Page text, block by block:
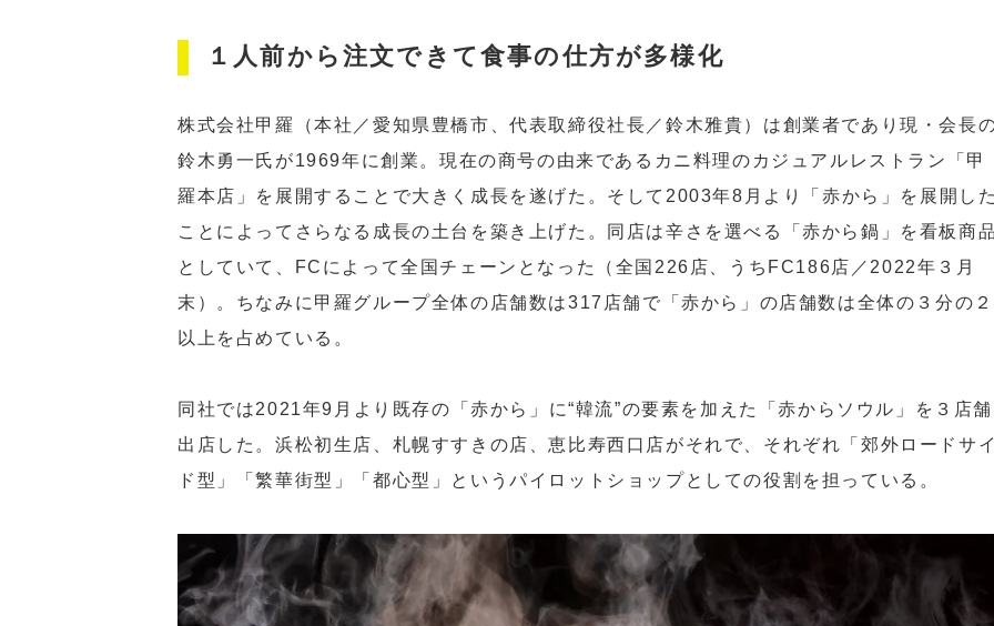
１人前から注文できて食事の仕方が多様化
株式会社甲羅（本社／愛知県豊橋市、代表取締役社長／鈴木雅貴）は創業者であり現・会長
鈴木勇一氏が1969年に創業。現在の商号の由来であるカニ料理のカジュアルレストラン「甲
羅本店」を展開することで大きく成長を遂げた。そして2003年8月より「赤から」を展開し
ことによってさらなる成長の土台を築き上げた。同店は辛さを選べる「赤から鍋」を看板商
としていて、FCによって全国チェーンとなった（全国226店、うちFC186店／2022年３月
末）。ちなみに甲羅グループ全体の店舗数は317店舗で「赤から」の店舗数は全体の３分の２
以上を占めている。
同社では2021年9月より既存の「赤から」に“韓流”の要素を加えた「赤からソウル」を３店舗
出店した。浜松初生店、札幌すすきの店、恵比寿西口店がそれで、それぞれ「郊外ロードサ
ド型」「繁華街型」「都心型」というパイロットショップとしての役割を担っている。